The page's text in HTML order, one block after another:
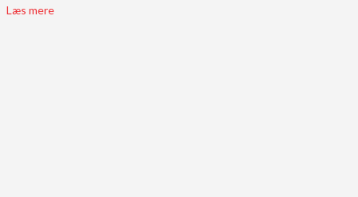
Læs mere